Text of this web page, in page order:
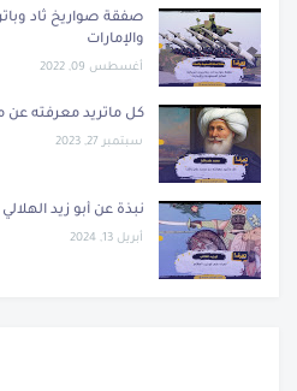
صفقة صواريخ ثاد
والإمارات
أغسطس 09, 2022
كل ماتريد معرفته عن
سبتمبر 27, 2023
نبذة عن أبو زيد الهلالي
أبريل 13, 2024